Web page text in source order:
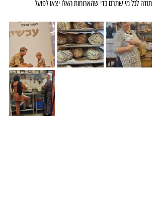
תודה לכל מי שתרם כדי שהארוחות האלו יצאו לפועל